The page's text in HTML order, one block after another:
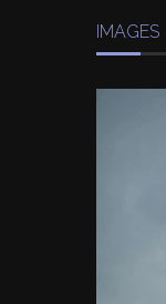
IMAGES